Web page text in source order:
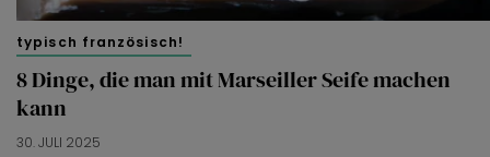
typisch französisch!
8 Dinge, die man mit Marseiller Seife machen
kann
30. JULI 2025